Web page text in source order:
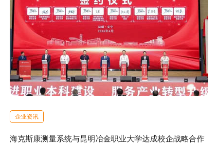
企业资讯
海克斯康测量系统与昆明冶金职业大学达成校企战略合作